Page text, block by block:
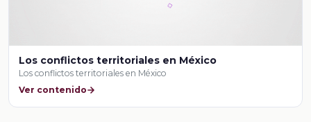
Los conflictos territoriales en México
Los conflictos territoriales en México
Ver contenido